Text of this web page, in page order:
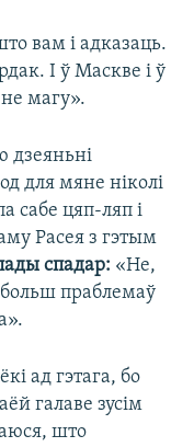
вам і адказаць.
І ў Маскве і ў
магу».
дзеяньні
для мяне ніколі
сабе цяп-ляп і
Расея з гэтым
спадар: «Не,
праблемаў
ад гэтага, бо
галаве зусім
што